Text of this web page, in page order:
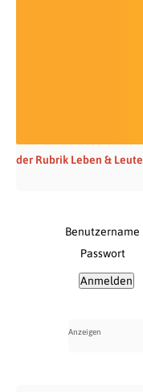
der Rubrik Leben & Leute
Benutzername
Passwort